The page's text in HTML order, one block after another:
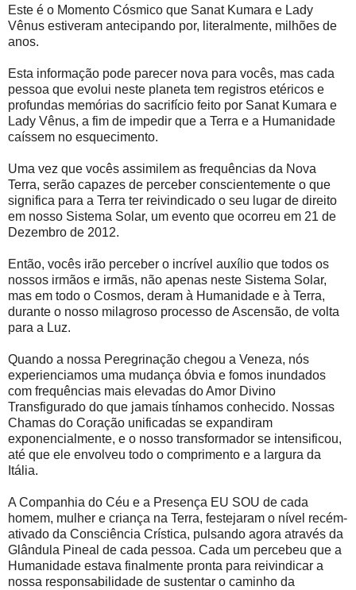
Este é o Momento Cósmico que Sanat Kumara e Lady
Vênus estiveram antecipando por, literalmente, milhões de
anos.
Esta informação pode parecer nova para vocês, mas cada
pessoa que evolui neste planeta tem registros etéricos e
profundas memórias do sacrifício feito por Sanat Kumara e
Lady Vênus, a fim de impedir que a Terra e a Humanidade
caíssem no esquecimento.
Uma vez que vocês assimilem as frequências da Nova
Terra, serão capazes de perceber conscientemente o que
significa para a Terra ter reivindicado o seu lugar de direito
em nosso Sistema Solar, um evento que ocorreu em 21 de
Dezembro de 2012.
Então, vocês irão perceber o incrível auxílio que todos os
nossos irmãos e irmãs, não apenas neste Sistema Solar,
mas em todo o Cosmos, deram à Humanidade e à Terra,
durante o nosso milagroso processo de Ascensão, de volta
para a Luz.
Quando a nossa Peregrinação chegou a Veneza, nós
experienciamos uma mudança óbvia e fomos inundados
com frequências mais elevadas do Amor Divino
Transfigurado do que jamais tínhamos conhecido. Nossas
Chamas do Coração unificadas se expandiram
exponencialmente, e o nosso transformador se intensificou,
até que ele envolveu todo o comprimento e a largura da
Itália.
A Companhia do Céu e a Presença EU SOU de cada
homem, mulher e criança na Terra, festejaram o nível recém-
ativado da Consciência Crística, pulsando agora através da
Glândula Pineal de cada pessoa. Cada um percebeu que a
Humanidade estava finalmente pronta para reivindicar a
nossa responsabilidade de sustentar o caminho da